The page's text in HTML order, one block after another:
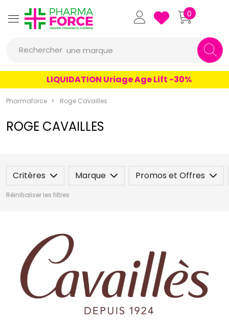
Pharmaforce Grande Pharmacie
0
Rechercher
un conseil
un produit
une marque
LIQUIDATION Uriage Age Lift -30%
Pharmaforce Roge Cavailles
ROGE CAVAILLES
Critères Marque Promos et Offres
Réinitialiser les filtres